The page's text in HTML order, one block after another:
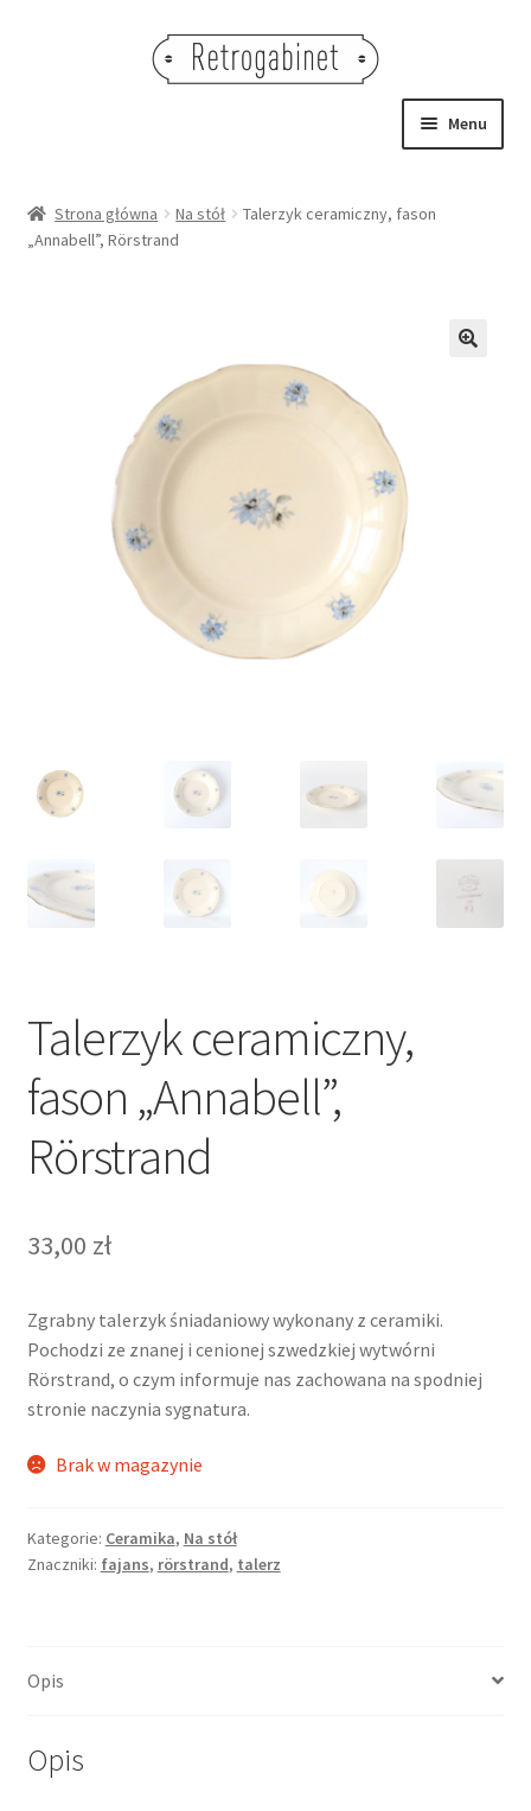
Menu
OBRAZY
OŚWIETLENIE
Strona główna Na stół
Talerzyk ceramiczny, fason
„Annabell”, Rörstrand
Talerzyk ceramiczny,
fason „Annabell”,
Rörstrand
33,00 zł
Zgrabny talerzyk śniadaniowy wykonany z ceramiki.
Pochodzi ze znanej i cenionej szwedzkiej wytwórni
Rörstrand, o czym informuje nas zachowana na spodniej
stronie naczynia sygnatura.
Brak w magazynie
Kategorie: Ceramika, Na stół
Znaczniki: fajans, rörstrand, talerz
Opis
Opis